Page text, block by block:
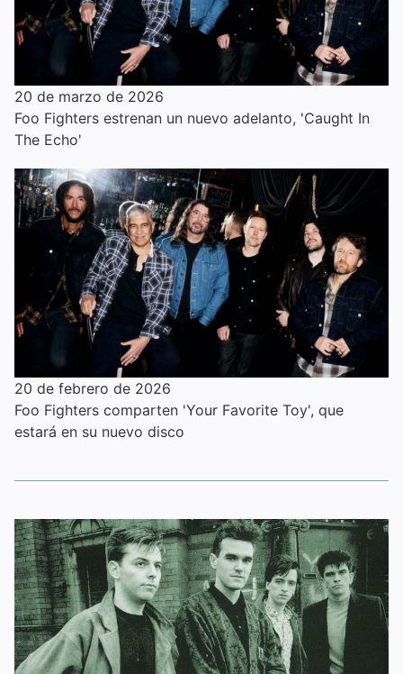
20 de marzo de 2026
Foo Fighters estrenan un nuevo adelanto, 'Caught In
The Echo'
20 de febrero de 2026
Foo Fighters comparten 'Your Favorite Toy', que
estará en su nuevo disco